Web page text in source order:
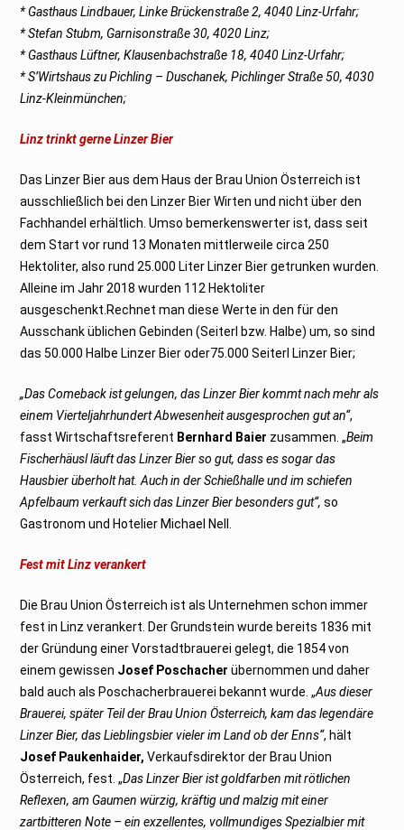
* Gasthaus Lindbauer, Linke Brückenstraße 2, 4040 Linz-Urfahr;
* Stefan Stubm, Garnisonstraße 30, 4020 Linz;
* Gasthaus Lüftner, Klausenbachstraße 18, 4040 Linz-Urfahr;
* S’Wirtshaus zu Pichling – Duschanek, Pichlinger Straße 50, 4030
Linz-Kleinmünchen;
Linz trinkt gerne Linzer Bier
Das Linzer Bier aus dem Haus der Brau Union Österreich ist
ausschließlich bei den Linzer Bier Wirten und nicht über den
Fachhandel erhältlich. Umso bemerkenswerter ist, dass seit
dem Start vor rund 13 Monaten mittlerweile circa 250
Hektoliter, also rund 25.000 Liter Linzer Bier getrunken wurden.
Alleine im Jahr 2018 wurden 112 Hektoliter
ausgeschenkt.Rechnet man diese Werte in den für den
Ausschank üblichen Gebinden (Seiterl bzw. Halbe) um, so sind
das 50.000 Halbe Linzer Bier oder75.000 Seiterl Linzer Bier;
„Das Comeback ist gelungen, das Linzer Bier kommt nach mehr als
einem Vierteljahrhundert Abwesenheit ausgesprochen gut an“,
fasst Wirtschaftsreferent Bernhard Baier zusammen. „Beim
Fischerhäusl läuft das Linzer Bier so gut, dass es sogar das
Hausbier überholt hat. Auch in der Schießhalle und im schiefen
Apfelbaum verkauft sich das Linzer Bier besonders gut“, so
Gastronom und Hotelier Michael Nell.
Fest mit Linz verankert
Die Brau Union Österreich ist als Unternehmen schon immer
fest in Linz verankert. Der Grundstein wurde bereits 1836 mit
der Gründung einer Vorstadtbrauerei gelegt, die 1854 von
einem gewissen Josef Poschacher übernommen und daher
bald auch als Poschacherbrauerei bekannt wurde. „Aus dieser
Brauerei, später Teil der Brau Union Österreich, kam das legendäre
Linzer Bier, das Lieblingsbier vieler im Land ob der Enns“, hält
Josef Paukenhaider, Verkaufsdirektor der Brau Union
Österreich, fest. „Das Linzer Bier ist goldfarben mit rötlichen
Reflexen, am Gaumen würzig, kräftig und malzig miteiner
zartbitteren Note – ein exzellentes, vollmundiges Spezialbier mit